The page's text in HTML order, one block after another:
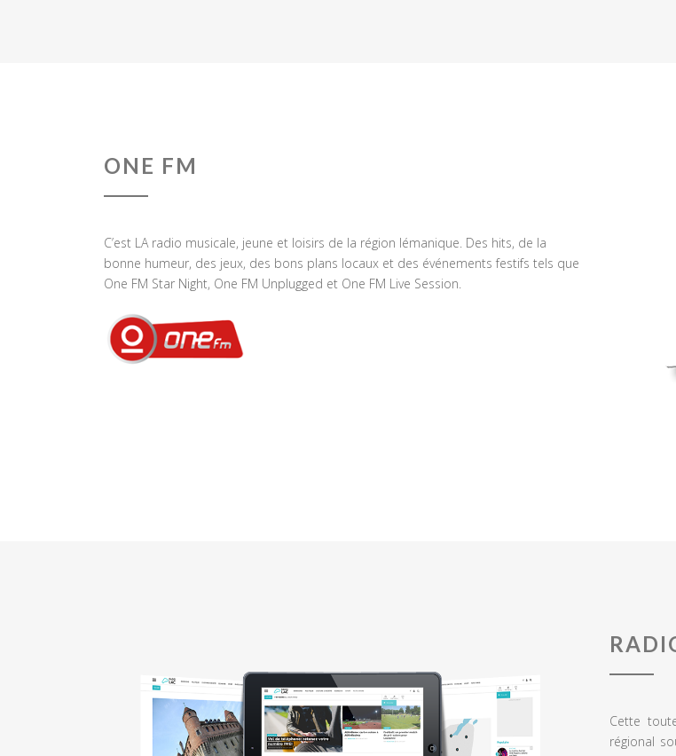
ONE FM
C’est LA radio musicale, jeune et loisirs de la région lémanique. Des hits, de la
bonne humeur, des jeux, des bons plans locaux et des événements festifs tels que
One FM Star Night, One FM Unplugged et One FM Live Session.
Cette
régional